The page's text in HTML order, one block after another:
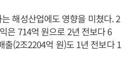
해성산업에도 영향을 미쳤다. 2
은 714억 원으로 2년 전보다 6
출(2조2204억 원)도 1년 전보다 1